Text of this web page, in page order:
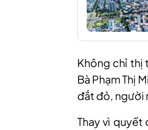
Không chỉ thị
Bà Phạm Thị
đắt đỏ, người
Thay vì quyết